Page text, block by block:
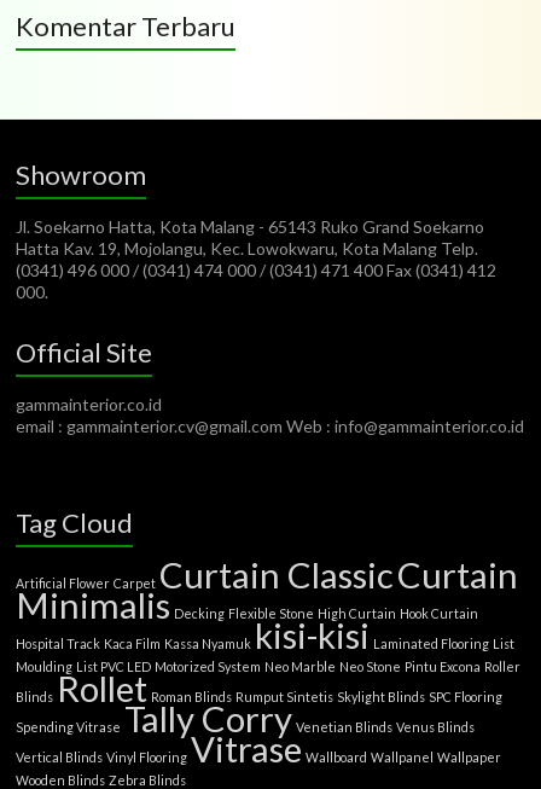
Komentar Terbaru
Showroom
Jl. Soekarno Hatta, Kota Malang - 65143 Ruko Grand Soekarno
Hatta Kav. 19, Mojolangu, Kec. Lowokwaru, Kota Malang Telp.
(0341) 496 000 / (0341) 474 000 / (0341) 471 400 Fax (0341) 412
000.
Official Site
gammainterior.co.id
email : gammainterior.cv@gmail.com Web : info@gammainterior.co.id
Tag Cloud
Artificial Flower Carpet Curtain ClassicCurtain
Minimalis Decking Flexible Stone High Curtain Hook Curtain
Hospital Track Kaca Film Kassa Nyamuk kisi-kisi Laminated Flooring List
Moulding List PVC LED Motorized System Neo Marble Neo Stone Pintu Excona Roller
Blinds Rollet Roman Blinds Rumput Sintetis Skylight Blinds SPC Flooring
Spending Vitrase Tally Corry Venetian Blinds Venus Blinds
Vertical Blinds Vinyl Flooring Vitrase Wallboard Wallpanel Wallpaper
Wooden Blinds Zebra Blinds